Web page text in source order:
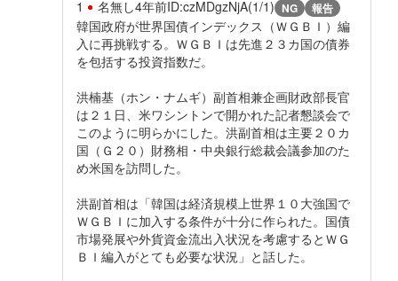
1 名無し4年前ID:czMDgzNjA(1/1) NG 報告
韓国政府が世界国債インデックス（ＷＧＢＩ）編
入に再挑戦する。ＷＧＢＩは先進２３カ国の債券
を包括する投資指数だ。
洪楠基（ホン・ナムギ）副首相兼企画財政部長官
は２１日、米ワシントンで開かれた記者懇談会で
このように明らかにした。洪副首相は主要２０カ
国（Ｇ２０）財務相・中央銀行総裁会議参加のた
め米国を訪問した。
洪副首相は「韓国は経済規模上世界１０大強国で
ＷＧＢＩに加入する条件が十分に作られた。国債
市場発展や外貨資金流出入状況を考慮するとＷＧ
ＢＩ編入がとても必要な状況」と話した。